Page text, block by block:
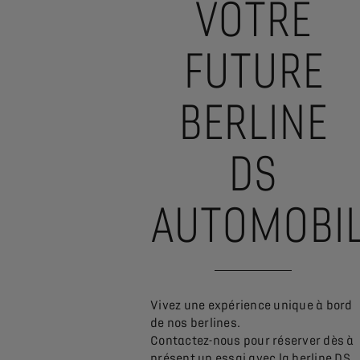
VOTRE
FUTURE
BERLINE
DS
Vivez une expérience unique à bord
de nos berlines.
Contactez-nous pour réserver dès à